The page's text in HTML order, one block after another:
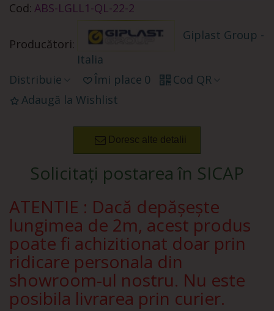
Cod: ABS-LGLL1-QL-22-2
Producători:
Giplast Group -
Italia
Distribuie
Îmi place 0
Cod QR
Adaugă la Wishlist
Doresc alte detalii
Solicitați postarea în SICAP
ATENTIE : Dacă depășește
lungimea de 2m, acest produs
poate fi achizitionat doar prin
ridicare personala din
showroom-ul nostru. Nu este
posibila livrarea prin curier.